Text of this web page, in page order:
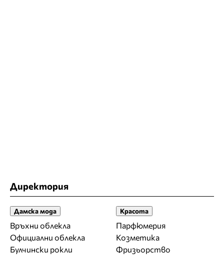
Директория
Дамска мода
Връхни облекла
Официални облекла
Булчински рокли
Красота
Парфюмерия
Козметика
Фризьорство